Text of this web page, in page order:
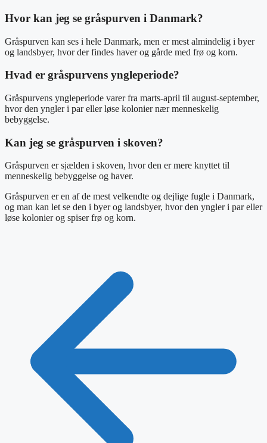
Hvor kan jeg se gråspurven i Danmark?
Gråspurven kan ses i hele Danmark, men er mest almindelig i byer
og landsbyer, hvor der findes haver og gårde med frø og korn.
Hvad er gråspurvens yngleperiode?
Gråspurvens yngleperiode varer fra marts-april til august-september,
hvor den yngler i par eller løse kolonier nær menneskelig
bebyggelse.
Kan jeg se gråspurven i skoven?
Gråspurven er sjælden i skoven, hvor den er mere knyttet til
menneskelig bebyggelse og haver.
Gråspurven er en af de mest velkendte og dejlige fugle i Danmark,
og man kan let se den i byer og landsbyer, hvor den yngler i par eller
løse kolonier og spiser frø og korn.